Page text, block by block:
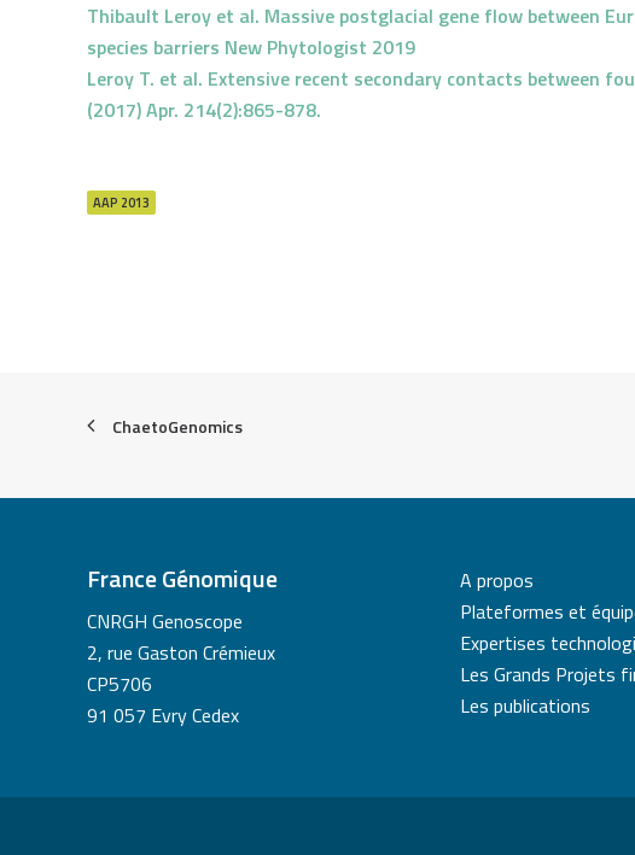
Thibault Leroy et al. Massive postglacial gene flow between
species barriers New Phytologist 2019
Leroy T. et al. Extensive recent secondary contacts between
(2017) Apr. 214(2):865-878.
AAP 2013
ChaetoGenomics
France Génomique
CNRGH Genoscope
2, rue Gaston Crémieux
CP5706
91 057 Evry Cedex
A propos
Plateformes et
Expertises
Les Grands Projets
Les publications